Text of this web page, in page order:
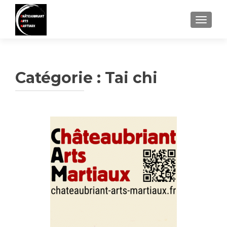
Catégorie : Tai chi